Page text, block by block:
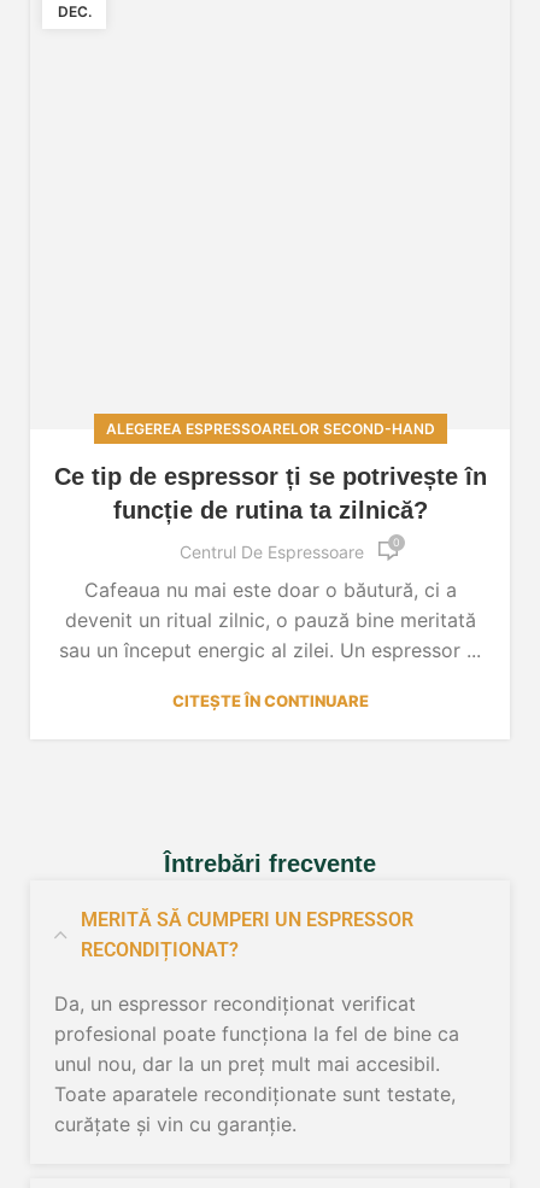
DEC.
ALEGEREA ESPRESSOARELOR SECOND-HAND
Ce tip de espressor ți se potrivește în
funcție de rutina ta zilnică?
Centrul De Espressoare 0
Cafeaua nu mai este doar o băutură, ci a
devenit un ritual zilnic, o pauză bine meritată
sau un început energic al zilei. Un espressor ...
CITEȘTE ÎN CONTINUARE
Întrebări frecvente
MERITĂ SĂ CUMPERI UN ESPRESSOR
RECONDIȚIONAT?
Da, un espressor recondiționat verificat
profesional poate funcționa la fel de bine ca
unul nou, dar la un preț mult mai accesibil.
Toate aparatele recondiționate sunt testate,
curățate și vin cu garanție.